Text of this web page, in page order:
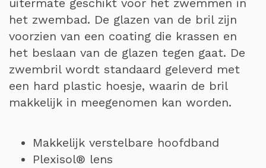
uitermate geschikt voor het zwemmen in
het zwembad. De glazen van de bril zijn
voorzien van een coating die krassen en
het beslaan van de glazen tegen gaat. De
zwembril wordt standaard geleverd met
een hard plastic hoesje, waarin de bril
makkelijk in meegenomen kan worden.
Makkelijk verstelbare hoofdband
Plexisol® lens